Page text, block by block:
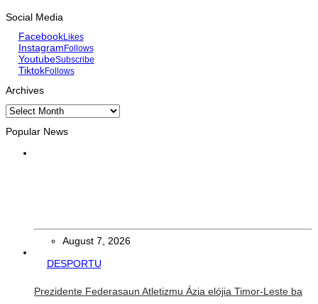
Social Media
FacebookLikes
Instagram Follows
YoutubeSubscribe
TiktokFollows
Archives
Archives
Popular News
August 7, 2026
DESPORTU
Prezidente Federasaun Atletizmu Ázia elójia Timor-Leste ba